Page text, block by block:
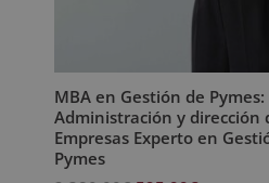
MBA en Gestión de
Administración y dirección
Empresas Experto en
Pymes